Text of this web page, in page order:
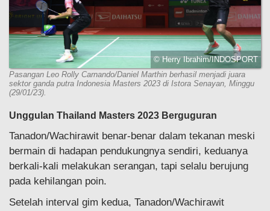
© Herry Ibrahim/INDOSPORT
Pasangan Leo Rolly Carnando/Daniel Marthin berhasil menjadi juara
sektor ganda putra Indonesia Masters 2023 di Istora Senayan, Minggu
(29/01/23).
Unggulan Thailand Masters 2023 Berguguran
Tanadon/Wachirawit benar-benar dalam tekanan meski
bermain di hadapan pendukungnya sendiri, keduanya
berkali-kali melakukan serangan, tapi selalu berujung
pada kehilangan poin.
Setelah interval gim kedua, Tanadon/Wachirawit